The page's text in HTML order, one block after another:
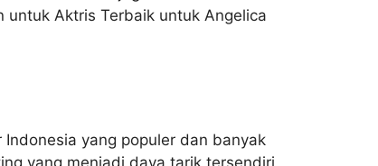
Aktris Terbaik untuk Angelica
yang populer dan banyak
yang menjadi daya tarik tersendiri,